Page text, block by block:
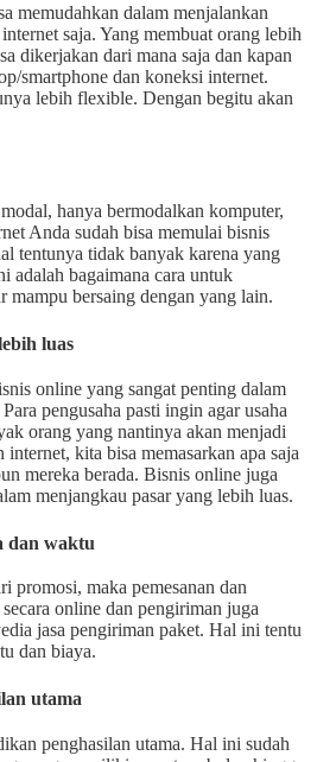
memudahkan dalam menjalankan
saja. Yang membuat orang lebih
dikerjakan dari mana saja dan kapan
smartphone dan koneksi internet.
lebih flexible. Dengan begitu akan
hanya bermodalkan komputer,
Anda sudah bisa memulai bisnis
tentunya tidak banyak karena yang
adalah bagaimana cara untuk
mampu bersaing dengan yang lain.
luas
online yang sangat penting dalam
pengusaha pasti ingin agar usaha
orang yang nantinya akan menjadi
kita bisa memasarkan apa saja
mereka berada. Bisnis online juga
menjangkau pasar yang lebih luas.
dan waktu
promosi, maka pemesanan dan
online dan pengiriman juga
jasa pengiriman paket. Hal ini tentu
dan biaya.
utama
penghasilan utama. Hal ini sudah